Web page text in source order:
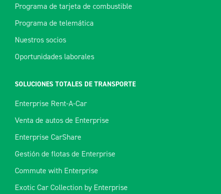
Programa de tarjeta de combustible
Programa de telemática
Nuestros socios
Oportunidades laborales
SOLUCIONES TOTALES DE TRANSPORTE
Enterprise Rent-A-Car
Venta de autos de Enterprise
Enterprise CarShare
Gestión de flotas de Enterprise
Commute with Enterprise
Exotic Car Collection by Enterprise